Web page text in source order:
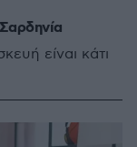
είναι κάτι